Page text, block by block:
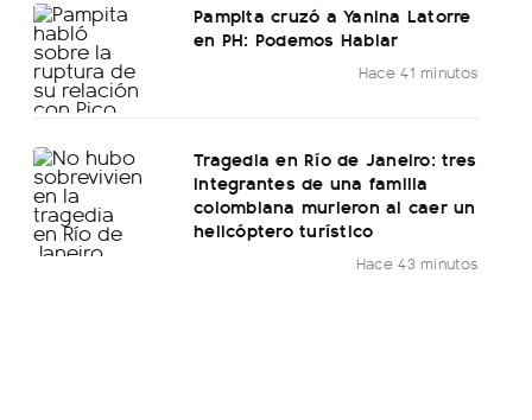
Pampita cruzó a Yanina Latorre
en PH: Podemos Hablar
Hace 41 minutos
Tragedia en Río de Janeiro: tres
integrantes de una familia
colombiana murieron al caer un
helicóptero turístico
Hace 43 minutos